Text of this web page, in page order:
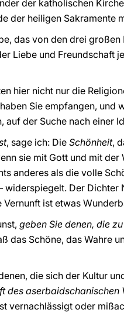
der katholischen
der heiligen Sakramente
das von den drei
Liebe und Freundschaft
hier nicht nur die
Sie empfangen, und
auf der Suche nach einer
, sage ich: Die Schönheit,
sie mit Gott und mit
anderes als die volle
widerspiegelt. Der
ist etwas
geben Sie denen, die
das Schöne, das Wahre
die sich der Kultur
des
vernachlässigt oder